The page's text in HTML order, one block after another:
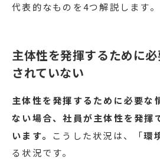
代表的なものを4つ解説します。
主体性を発揮するために
されていない
主体性を発揮するために必要な
ない場合、社員が主体性を発揮
います。 こうした状況は、「環
る状況です。